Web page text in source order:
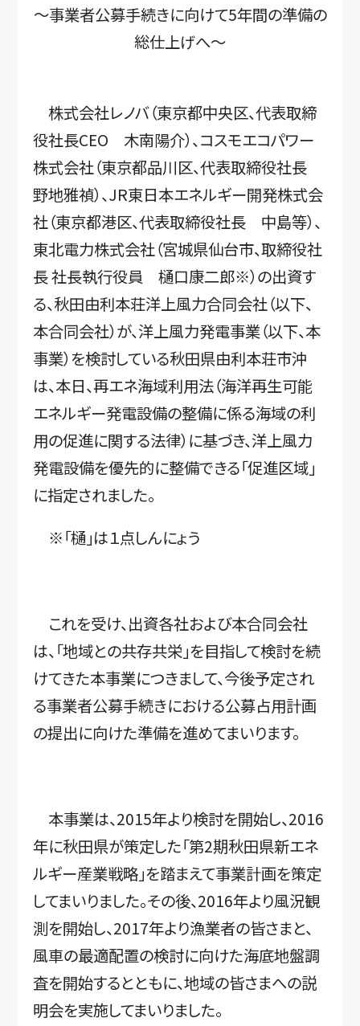
～事業者公募手続きに向けて5年間の準備の
総仕上げへ～
株式会社レノバ（東京都中央区、代表取締
役社長CEO 木南陽介）、コスモエコパワー
株式会社（東京都品川区、代表取締役社長
野地雅禎）、JR東日本エネルギー開発株式会
社（東京都港区、代表取締役社長 中島等）、
東北電力株式会社（宮城県仙台市、取締役社
長 社長執行役員 樋口康二郎※）の出資す
る、秋田由利本荘洋上風力合同会社（以下、
本合同会社）が、洋上風力発電事業（以下、本
事業）を検討している秋田県由利本荘市沖
は、本日、再エネ海域利用法（海洋再生可能
エネルギー発電設備の整備に係る海域の利
用の促進に関する法律）に基づき、洋上風力
発電設備を優先的に整備できる「促進区域」
に指定されました。
※「樋」は１点しんにょう
これを受け、出資各社および本合同会社
は、「地域との共存共栄」を目指して検討を続
けてきた本事業につきまして、今後予定され
る事業者公募手続きにおける公募占用計画
の提出に向けた準備を進めてまいります。
本事業は、2015年より検討を開始し、2016
年に秋田県が策定した「第2期秋田県新エネ
ルギー産業戦略」を踏まえて事業計画を策定
してまいりました。その後、2016年より風況観
測を開始し、2017年より漁業者の皆さまと、
風車の最適配置の検討に向けた海底地盤調
査を開始するとともに、地域の皆さまへの説
明会を実施してまいりました。